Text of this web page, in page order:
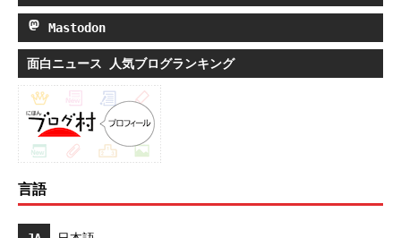
Mastodon
面白ニュース 人気ブログランキング
言語